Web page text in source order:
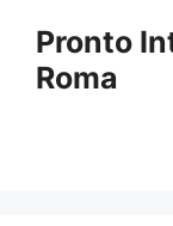
contenuto
Pronto
Roma